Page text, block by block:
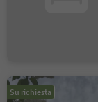
Su richiesta